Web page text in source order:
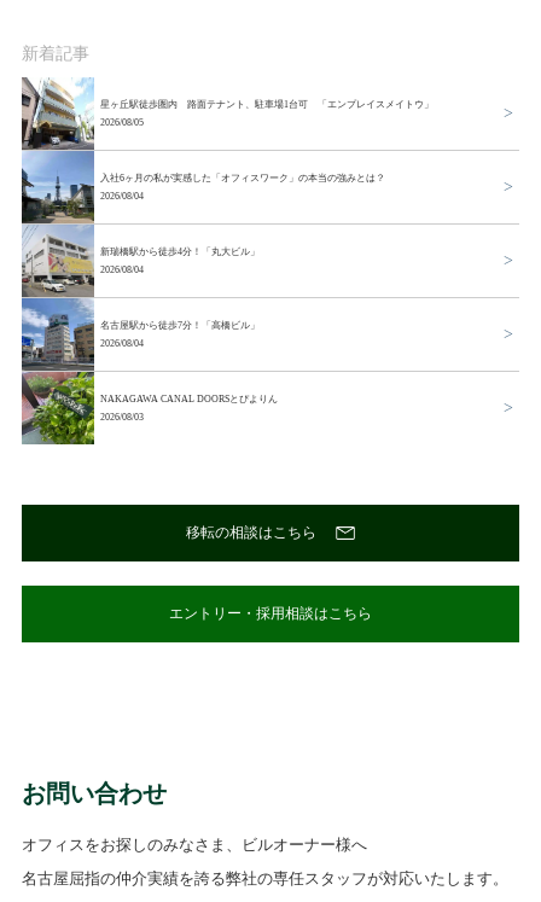
新着記事
星ヶ丘駅徒歩圏内 路面テナント、駐車場1台可 「エンプレイスメイトウ」
2026/08/05
入社6ヶ月の私が実感した「オフィスワーク」の本当の強みとは？
2026/08/04
新瑞橋駅から徒歩4分！「丸大ビル」
2026/08/04
名古屋駅から徒歩7分！「高橋ビル」
2026/08/04
NAKAGAWA CANAL DOORSとぴよりん
2026/08/03
移転の相談はこちら
エントリー・採用相談はこちら
お問い合わせ
オフィスをお探しのみなさま、ビルオーナー様へ
名古屋屈指の仲介実績を誇る弊社の専任スタッフが対応いたします。